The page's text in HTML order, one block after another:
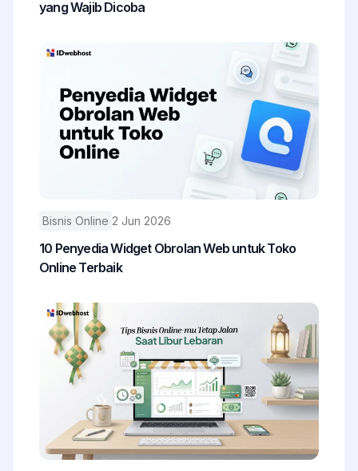
yang Wajib Dicoba
Bisnis Online 2 Jun 2026
10 Penyedia Widget Obrolan Web untuk Toko
Online Terbaik